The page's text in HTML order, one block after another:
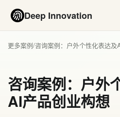
Deep Innovation
更多案例/咨询案例：户外个性化表达及
咨询案例：户外
AI产品创业构想